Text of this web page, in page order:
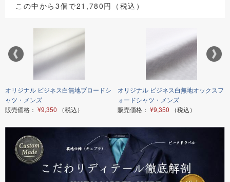
この中から3個で21,780円（税込）
オリジナル ビジネス白無地ブロードシ
ャツ・メンズ
販売価格： ¥9,350 （税込）
オリジナル ビジネス白無地オックスフ
ォードシャツ・メンズ
販売価格： ¥9,350 （税込）